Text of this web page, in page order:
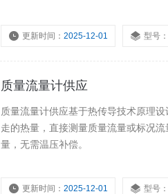
更新时间：2025-12-01 型号：
质量流量计供应
质量流量计供应基于热传导技术原理
走的热量，直接测量质量流量或标况
量，无需温压补偿。
更新时间：2025-12-01 型号：